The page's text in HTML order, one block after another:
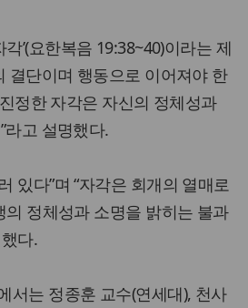
’(요한복음 19:38~40)이라는 제
결단이며 행동으로 이어져야 한
정한 자각은 자신의 정체성과
라고 설명했다.
있다”며 “자각은 회개의 열매로
의 정체성과 소명을 밝히는 불과
다.
서는 정종훈 교수(연세대), 천사